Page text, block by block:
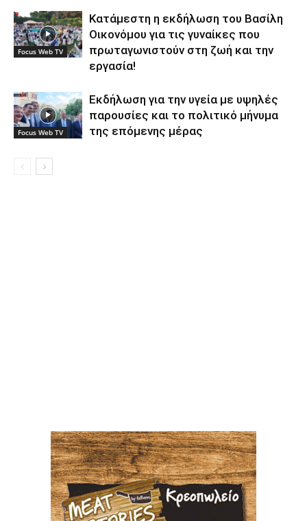
Focus Web TV
Κατάμεστη η εκδήλωση του Βασίλη
Οικονόμου για τις γυναίκες που
πρωταγωνιστούν στη ζωή και την
εργασία!
Focus Web TV
Εκδήλωση για την υγεία με υψηλές
παρουσίες και το πολιτικό μήνυμα
της επόμενης μέρας